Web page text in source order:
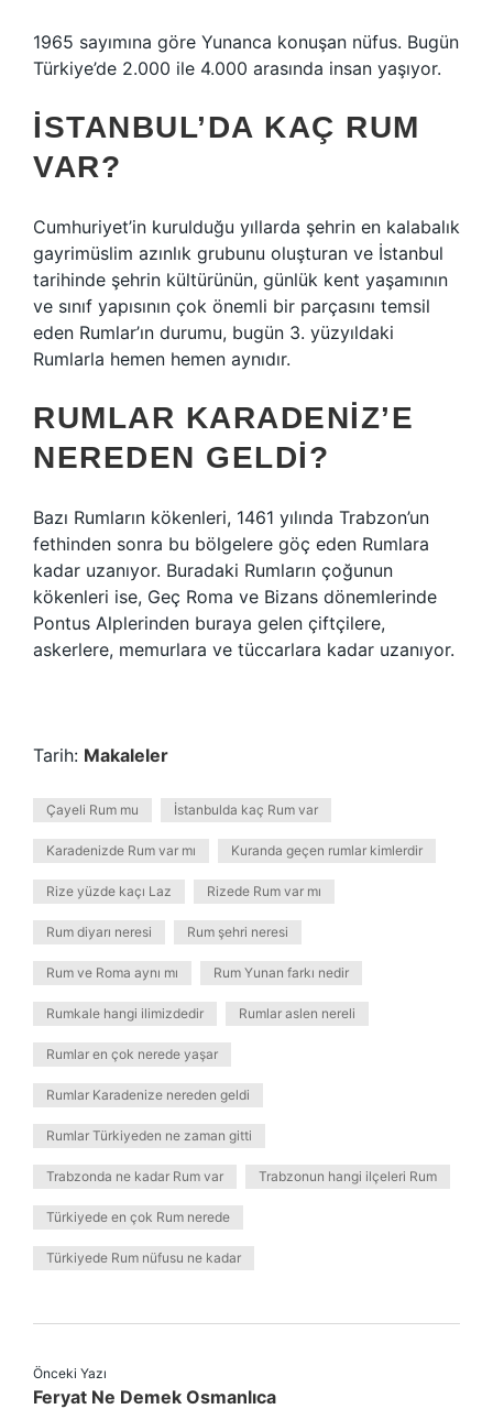
1965 sayımına göre Yunanca konuşan nüfus. Bugün
Türkiye’de 2.000 ile 4.000 arasında insan yaşıyor.
İSTANBUL’DA KAÇ RUM
VAR?
Cumhuriyet’in kurulduğu yıllarda şehrin en kalabalık
gayrimüslim azınlık grubunu oluşturan ve İstanbul
tarihinde şehrin kültürünün, günlük kent yaşamının
ve sınıf yapısının çok önemli bir parçasını temsil
eden Rumlar’ın durumu, bugün 3. yüzyıldaki
Rumlarla hemen hemen aynıdır.
RUMLAR KARADENIZ’E
NEREDEN GELDI?
Bazı Rumların kökenleri, 1461 yılında Trabzon’un
fethinden sonra bu bölgelere göç eden Rumlara
kadar uzanıyor. Buradaki Rumların çoğunun
kökenleri ise, Geç Roma ve Bizans dönemlerinde
Pontus Alplerinden buraya gelen çiftçilere,
askerlere, memurlara ve tüccarlara kadar uzanıyor.
Tarih: Makaleler
Çayeli Rum mu İstanbulda kaç Rum var
Karadenizde Rum var mı Kuranda geçen rumlar kimlerdir
Rize yüzde kaçı Laz Rizede Rum var mı
Rum diyarı neresi Rum şehri neresi
Rum ve Roma aynı mı Rum Yunan farkı nedir
Rumkale hangi ilimizdedir Rumlar aslen nereli
Rumlar en çok nerede yaşar
Rumlar Karadenize nereden geldi
Rumlar Türkiyeden ne zaman gitti
Trabzonda ne kadar Rum var Trabzonun hangi ilçeleri Rum
Türkiyede en çok Rum nerede
Türkiyede Rum nüfusu ne kadar
Önceki Yazı
Feryat Ne Demek Osmanlıca